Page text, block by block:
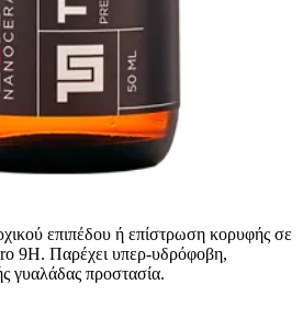
επιπέδου ή επίστρωση κορυφής σε
9H. Παρέχει υπερ-υδρόφοβη,
γυαλάδας προστασία.